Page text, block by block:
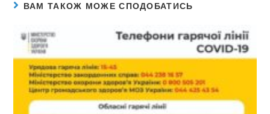
ВАМ ТАКОЖ МОЖЕ СПОДОБАТИСЬ